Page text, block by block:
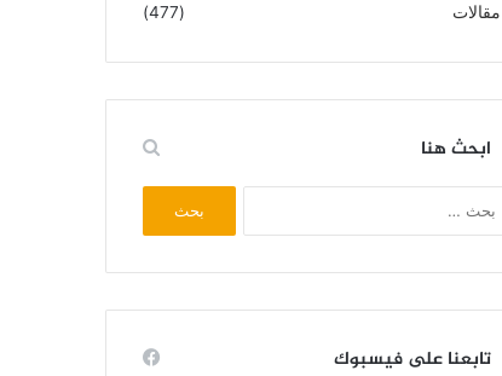
مقالات
(477)
ابحث هنا
تابعنا على فيسبوك